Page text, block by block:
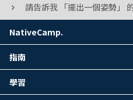
請告訴我 「擺出一個姿勢」
NativeCamp.
指南
學習